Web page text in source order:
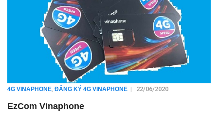
4G VINAPHONE ĐĂNG KÝ 4G VINAPHONE | 22/06/2020
EzCom Vinaphone